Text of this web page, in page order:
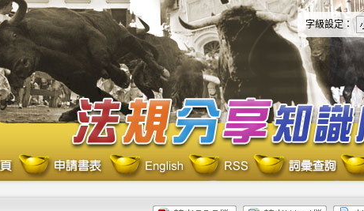
字級設定：